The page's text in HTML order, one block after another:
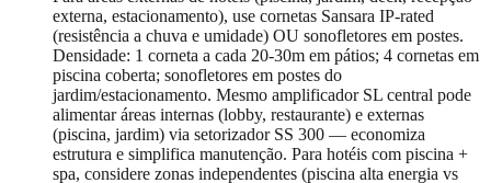
externa, estacionamento), use cornetas Sansara IP-rated
(resistência a chuva e umidade) OU sonofletores em postes.
Densidade: 1 corneta a cada 20-30m em pátios; 4 cornetas em
piscina coberta; sonofletores em postes do
jardim/estacionamento. Mesmo amplificador SL central pode
alimentar áreas internas (lobby, restaurante) e externas
(piscina, jardim) via setorizador SS 300 — economiza
estrutura e simplifica manutenção. Para hotéis com piscina +
spa, considere zonas independentes (piscina alta energia vs